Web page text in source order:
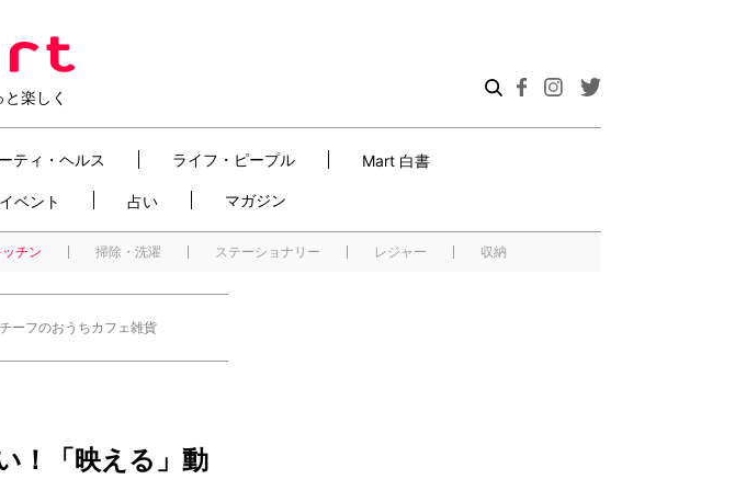
楽しく
ティ・ヘルス ライフ・ピープル Mart 白書
ベント 占い マガジン
ッチン 掃除・洗濯 ステーショナリー レジャー 収納
ーフのおうちカフェ雑貨
！「映える」動